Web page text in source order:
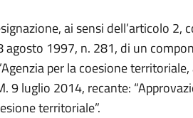
ai sensi dell’articolo 2,
1997, n. 281, di un
per la coesione
9 luglio 2014, recante:
territoriale”.